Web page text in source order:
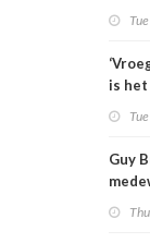
is het
Guy